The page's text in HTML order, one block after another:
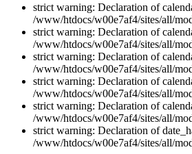
strict warning: Declaration of
/www/htdocs/w00e7af4/sites/all/
strict warning: Declaration of
/www/htdocs/w00e7af4/sites/all/
strict warning: Declaration of
/www/htdocs/w00e7af4/sites/all/
strict warning: Declaration of
/www/htdocs/w00e7af4/sites/all/
strict warning: Declaration of
/www/htdocs/w00e7af4/sites/all/
strict warning: Declaration of
/www/htdocs/w00e7af4/sites/all/